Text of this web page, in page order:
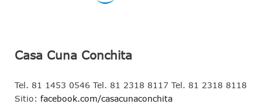
Casa Cuna Conchita
Tel. 81 1453 0546 Tel. 81 2318 8117 Tel. 81 2318 8118
Sitio: facebook.com/casacunaconchita